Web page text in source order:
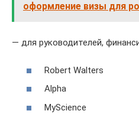
оформление визы для
— для руководителей,
Robert Walters
Alpha
MyScience